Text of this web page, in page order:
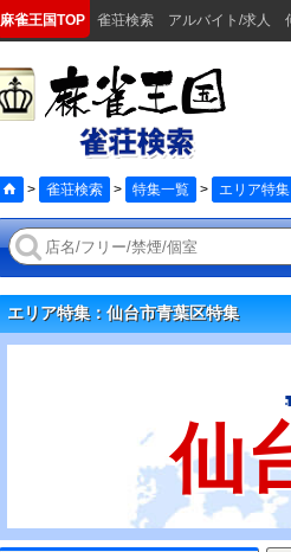
麻雀王国TOP 雀荘検索 アルバイト/求人
> 雀荘検索 > 特集一覧 > エリア特集
エリア特集：仙台市青葉区特集
仙